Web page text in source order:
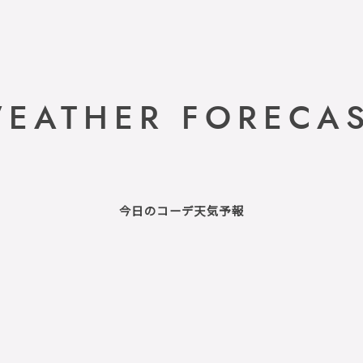
今日のコーデ天気予報